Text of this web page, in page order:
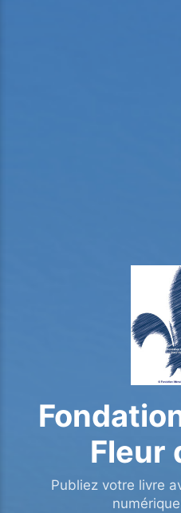
Fleur
Publiez votre livre